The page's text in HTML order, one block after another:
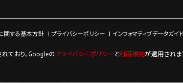
関する基本方針 プライバシーポリシー インフォマティブデータガイ
ており、 Googleのプライバシーポリシー と利用規約が適用されま